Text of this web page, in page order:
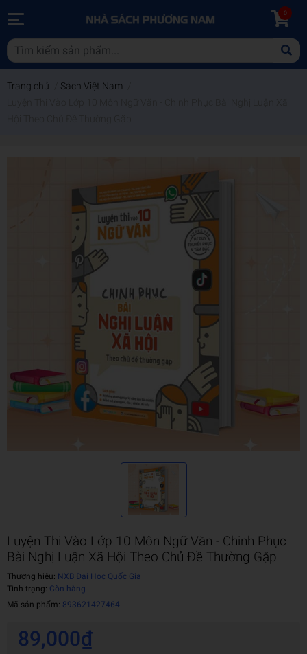
0
Trang chủ Sách Việt Nam
Luyện Thi Vào Lớp 10 Môn Ngữ Văn - Chinh Phục
Bài Nghị Luận Xã Hội Theo Chủ Đề Thường Gặp
Thương hiệu: NXB Đại Học Quốc Gia
Tình trạng: Còn hàng
Mã sản phẩm: 893621427464
89,000₫